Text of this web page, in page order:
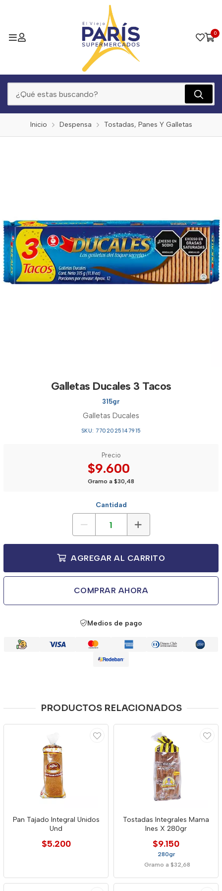
0
Inicio Despensa Tostadas, Panes Y Galletas
Galletas Ducales 3 Tacos
315gr
Galletas Ducales
SKU: 7702025147915
Precio
$9.600
Gramo a $30,48
Cantidad
AGREGAR AL CARRITO
COMPRAR AHORA
Medios de pago
PRODUCTOS RELACIONADOS
Pan Tajado Integral Unidos
Und
$5.200
Tostadas Integrales Mama
Ines X 280gr
$9.150
280gr
Gramo a $32,68